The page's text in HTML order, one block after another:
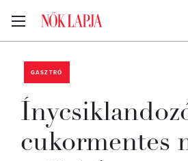
GASZTRÓ
cukormentes